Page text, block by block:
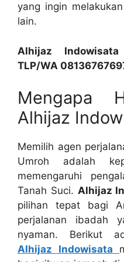
yang ingin
lain.
Alhijaz
TLP/WA
Mengapa
Alhijaz
Memilih agen
Umroh adalah
memengaruhi
Tanah Suci. Alhijaz
pilihan tepat bagi
perjalanan ibadah
nyaman. Berikut
Alhijaz Indowisata